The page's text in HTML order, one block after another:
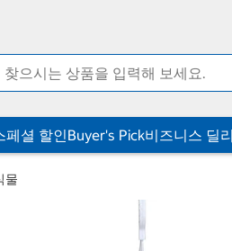
페셜 할인Buyer's Pick비즈니스 딜
물